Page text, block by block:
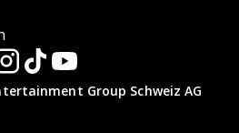
Group Schweiz AG